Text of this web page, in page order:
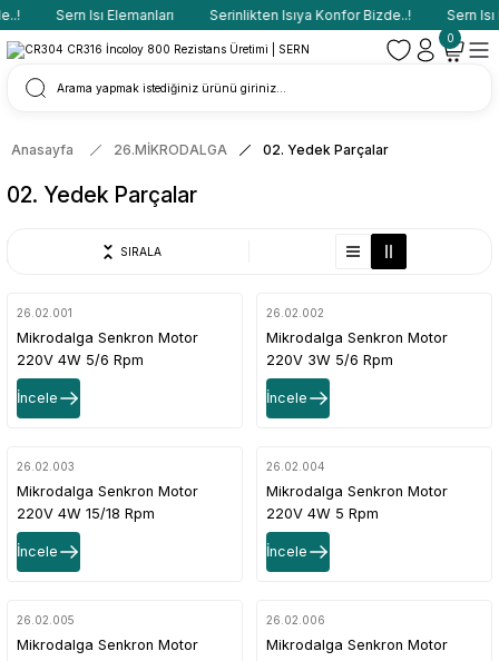
Sern Isı Elemanları Serinlikten Isıya Konfor Bizde..! Sern Isı
0
Anasayfa 26.MİKRODALGA 02. Yedek Parçalar
02. Yedek Parçalar
SIRALA
26.02.001
Mikrodalga Senkron Motor
220V 4W 5/6 Rpm
İncele
26.02.002
Mikrodalga Senkron Motor
220V 3W 5/6 Rpm
İncele
26.02.003
Mikrodalga Senkron Motor
220V 4W 15/18 Rpm
İncele
26.02.004
Mikrodalga Senkron Motor
220V 4W 5 Rpm
İncele
26.02.005
Mikrodalga Senkron Motor
26.02.006
Mikrodalga Senkron Motor